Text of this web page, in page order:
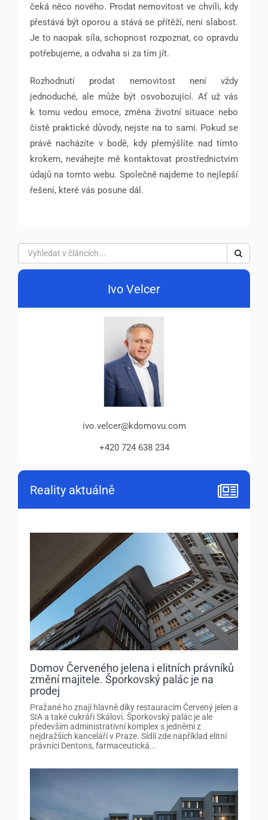
čeká něco nového. Prodat nemovitost ve chvíli, kdy
přestává být oporou a stává se přítěží, není slabost.
Je to naopak síla, schopnost rozpoznat, co opravdu
potřebujeme, a odvaha si za tím jít.
Rozhodnutí prodat nemovitost není vždy
jednoduché, ale může být osvobozující. Ať už vás
k tomu vedou emoce, změna životní situace nebo
čistě praktické důvody, nejste na to sami. Pokud se
právě nacházíte v bodě, kdy přemýšlíte nad tímto
krokem, neváhejte mě kontaktovat prostřednictvím
údajů na tomto webu. Společně najdeme to nejlepší
řešení, které vás posune dál.
Ivo Velcer
ivo.velcer@kdomovu.com
+420 724 638 234
Reality aktuálně
Domov Červeného jelena i elitních právníků
změní majitele. Šporkovský palác je na
prodej
Pražané ho znají hlavně díky restauracím Červený jelen a
SIA a také cukráři Skálovi. Šporkovský palác je ale
především administrativní komplex s jedněmi z
nejdražších kanceláří v Praze. Sídlí zde například elitní
právníci Dentons, farmaceutická...